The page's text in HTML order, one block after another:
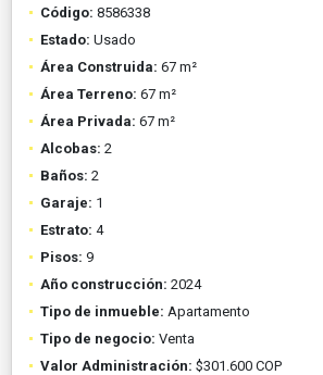
Código: 8586338
Estado: Usado
Área Construida: 67 m²
Área Terreno: 67 m²
Área Privada: 67 m²
Alcobas: 2
Baños: 2
Garaje: 1
Estrato: 4
Pisos: 9
Año construcción: 2024
Tipo de inmueble: Apartamento
Tipo de negocio: Venta
Valor Administración: $301.600 COP